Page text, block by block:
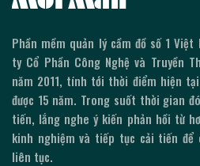
Phần mềm quản lý cầm đồ số 1 Việt
ty Cổ Phần Công Nghệ và Truyền
năm 2011, tính tới thời điểm hiện
được 15 năm. Trong suốt thời gian
tiến, lắng nghe ý kiến phản hồi từ
kinh nghiệm và tiếp tục cải tiến để
liên tục.